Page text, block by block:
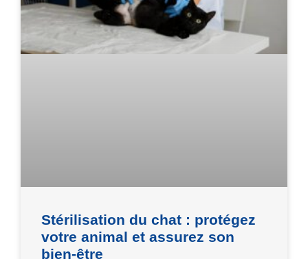
Stérilisation du chat : protégez
votre animal et assurez son
bien-être